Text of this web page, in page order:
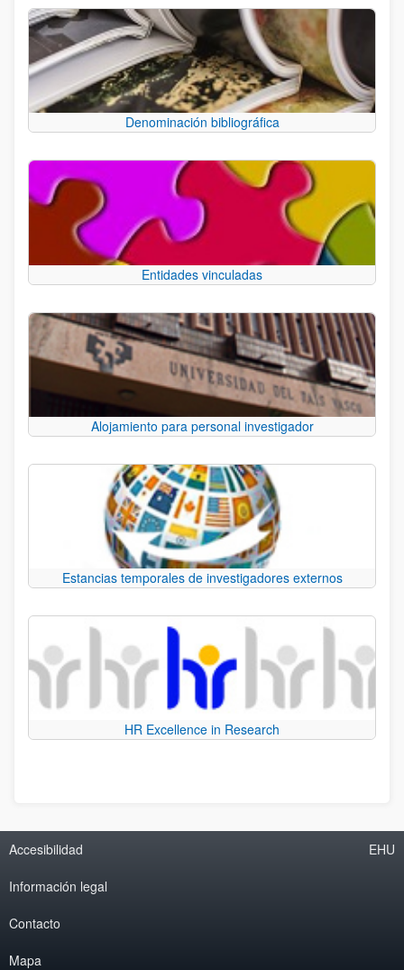
Denominación bibliográfica
Entidades vinculadas
Alojamiento para personal investigador
Estancias temporales de investigadores externos
HR Excellence in Research
Accesibilidad
Información legal
Contacto
Mapa
EHU